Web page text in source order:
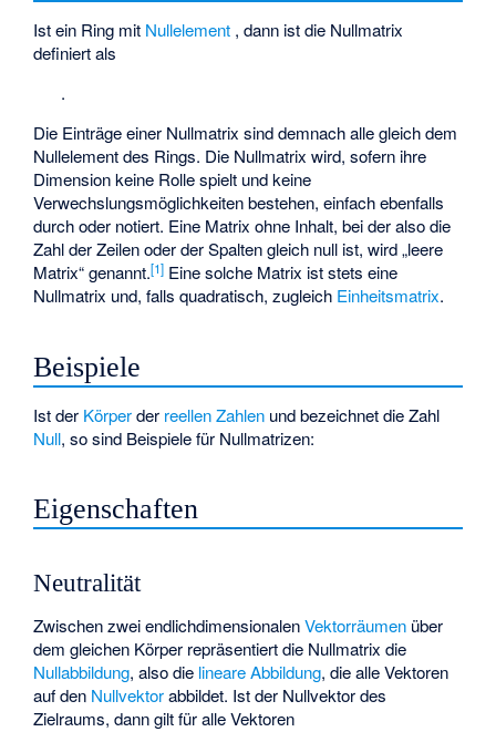
Istein Ring mit Nullelement , dann ist die Nullmatrix
definiert als
.
Die Einträge einer Nullmatrix sind demnach alle gleich dem
Nullelement des Rings. Die Nullmatrix wird, sofern ihre
Dimension keine Rolle spielt und keine
Verwechslungsmöglichkeiten bestehen, einfach ebenfalls
durchoder notiert. Eine Matrix ohne Inhalt, bei der also die
Zahl der Zeilen oder der Spalten gleich null ist, wird „leere
Matrix“ genannt.[1] Eine solche Matrix ist stets eine
Nullmatrix und, falls quadratisch, zugleich Einheitsmatrix.
Beispiele
Istder Körperder reellen Zahlen und bezeichnetdie Zahl
Null, so sind Beispiele für Nullmatrizen:
Eigenschaften
Neutralität
Zwischen zwei endlichdimensionalenVektorräumen über
dem gleichen Körper repräsentiert die Nullmatrix die
Nullabbildung, also die lineare Abbildung, die alle Vektoren
auf den Nullvektorabbildet. Istder Nullvektor des
Zielraums, dann gilt für alle Vektoren